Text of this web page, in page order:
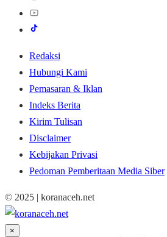
Redaksi
Hubungi Kami
Pemasaran & Iklan
Indeks Berita
Kirim Tulisan
Disclaimer
Kebijakan Privasi
Pedoman Pemberitaan Media Siber
© 2025 | koranaceh.net
×